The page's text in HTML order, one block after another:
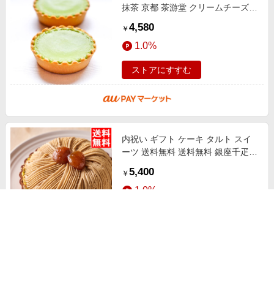
抹茶 京都 茶游堂 クリームチーズ
中元 お歳暮 ギフト プレゼント 御
￥ 4,580
1.0%
ストアにすすむ
内祝い ギフト ケーキ タルト スイ
ーツ 送料無料 送料無料 銀座千疋屋
内祝い お返し ケーキ タルト
￥ 5,400
1.0%